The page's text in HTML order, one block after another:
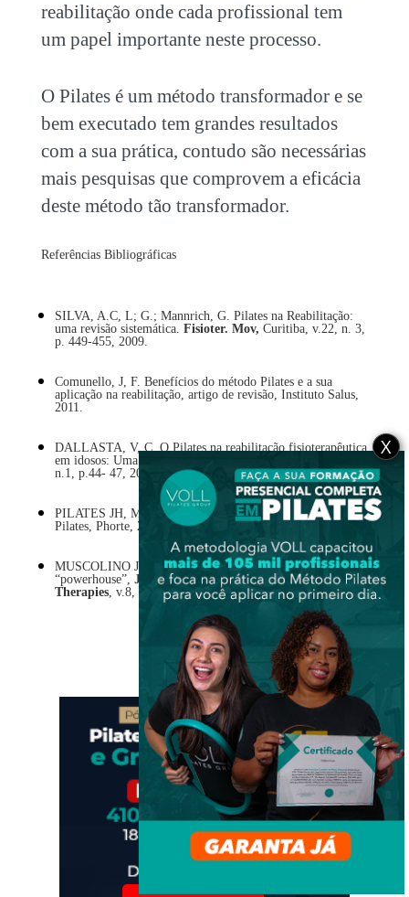
reabilitação onde cada profissional tem
um papel importante neste processo.
O Pilates é um método transformador e se
bem executado tem grandes resultados
com a sua prática, contudo são necessárias
mais pesquisas que comprovem a eficácia
deste método tão transformador.
Referências Bibliográficas
SILVA, A.C, L; G.; Mannrich, G. Pilates na Reabilitação:
uma revisão sistemática. Fisioter. Mov, Curitiba, v.22, n. 3,
p. 449-455, 2009.
Comunello, J, F. Benefícios do método Pilates e a sua
aplicação na reabilitação, artigo de revisão, Instituto Salus,
2011.
DALLASTA, V, C. O Pilates na reabilitação fisioterapêutica
em idosos: Uma Revisão.
n.1, p.44- 47, 2013.
PILATES JH, MILLER JW. A obra completa de Joseph
Pilates, Phorte, 2009.
MUSCOLINO JE, CIPRIANI S. Pilates and the
“powerhouse”, Journal of Bodywork and Movement
Therapies, v.8, p.15- 24, 2004.
X